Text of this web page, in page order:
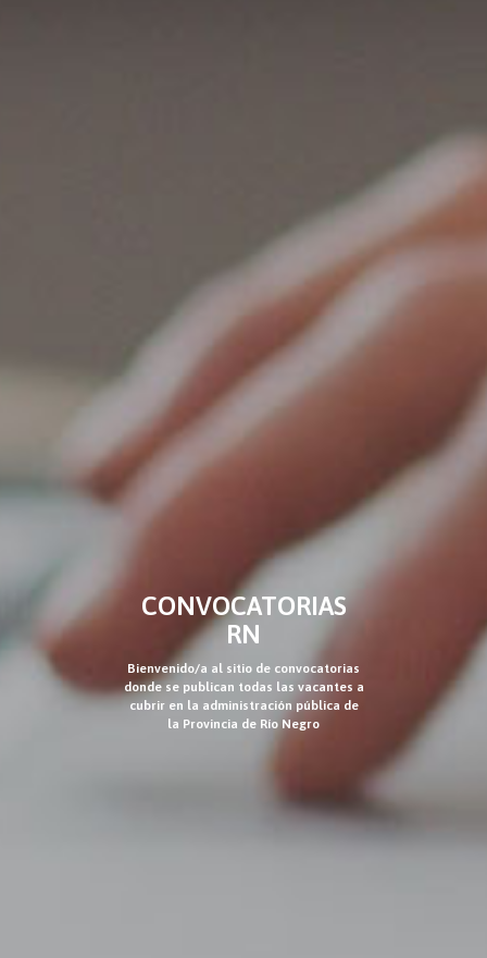
CONVOCATORIAS
RN
Bienvenido/a al sitio de convocatorias
donde se publican todas las vacantes a
cubrir en la administración pública de
la Provincia de Río Negro